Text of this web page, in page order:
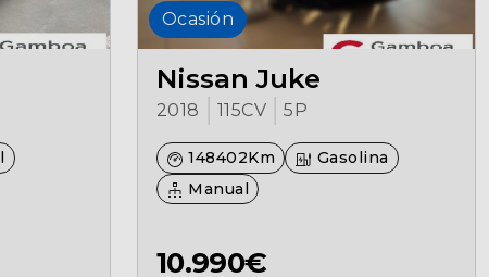
Ocasión
Nissan Juke
2018 115CV 5P
148402Km
Gasolina
Manual
10.990€